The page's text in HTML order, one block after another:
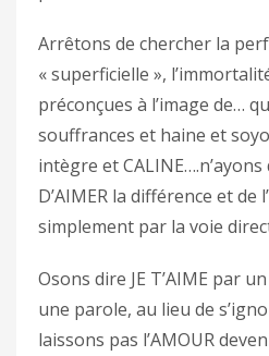
Arrêtons de chercher la
« superficielle »,
préconçues à l’image de…
souffrances et haine et
intègre et
D’AIMER la différence et de
simplement par la voie
Osons dire JE T’AIME par
une parole, au lieu de
laissons pas l’AMOUR